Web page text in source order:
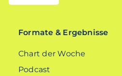
EN
Formate & Ergebnisse
Chart der Woche
Podcast